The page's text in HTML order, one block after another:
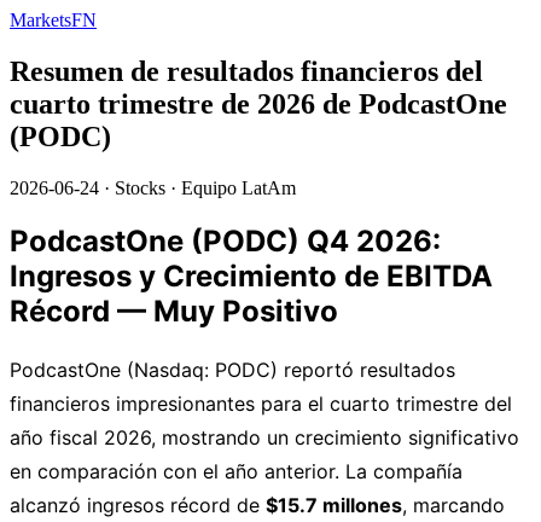
MarketsFN
Resumen de resultados financieros del
cuarto trimestre de 2026 de PodcastOne
(PODC)
2026-06-24 · Stocks · Equipo LatAm
PodcastOne (PODC) Q4 2026:
Ingresos y Crecimiento de EBITDA
Récord — Muy Positivo
PodcastOne (Nasdaq: PODC) reportó resultados
financieros impresionantes para el cuarto trimestre del
año fiscal 2026, mostrando un crecimiento significativo
en comparación con el año anterior. La compañía
alcanzó ingresos récord de $15.7 millones, marcando